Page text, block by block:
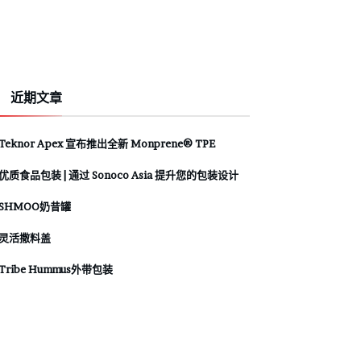
近期文章
Apex 宣布推出全新 Monprene® TPE
质食品包装 | 通过 Sonoco Asia 提升您的包装设计
奶昔罐
灵活撒料盖
Hummus外带包装